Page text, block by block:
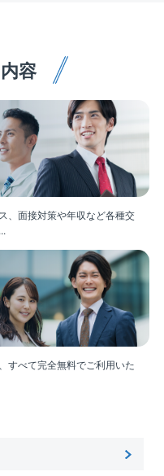
容
、面接対策や年収など各種交
すべて完全無料でご利用いた